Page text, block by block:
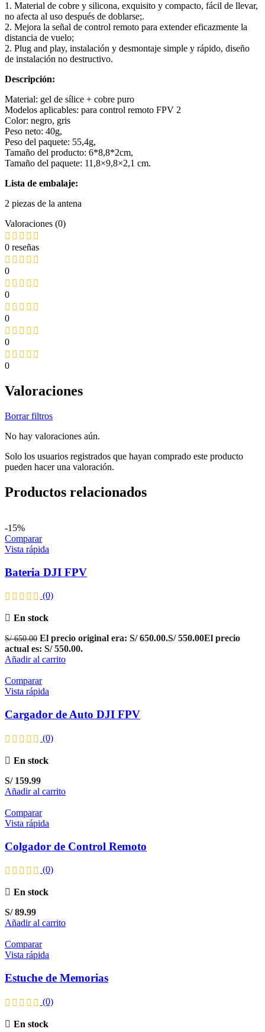
1. Material de cobre y silicona, exquisito y compacto, fácil de llevar,
no afecta al uso después de doblarse;.
2. Mejora la señal de control remoto para extender eficazmente la
distancia de vuelo;
2. Plug and play, instalación y desmontaje simple y rápido, diseño
de instalación no destructivo.
Descripción:
Material: gel de sílice + cobre puro
Modelos aplicables: para control remoto FPV 2
Color: negro, gris
Peso neto: 40g,
Peso del paquete: 55,4g,
Tamaño del producto: 6*8,8*2cm,
Tamaño del paquete: 11,8×9,8×2,1 cm.
Lista de embalaje:
2 piezas de la antena
Valoraciones (0)
0 reseñas
0
0
0
0
0
Valoraciones
Borrar filtros
No hay valoraciones aún.
Solo los usuarios registrados que hayan comprado este producto
pueden hacer una valoración.
Productos relacionados
-15%
Comparar
Vista rápida
Bateria DJI FPV
(0)
En stock
S/650.00 El precio original era: S/ 650.00.S/550.00El precio
actual es: S/ 550.00.
Añadir al carrito
Comparar
Vista rápida
Cargador de Auto DJI FPV
(0)
En stock
S/159.99
Añadir al carrito
Comparar
Vista rápida
Colgador de Control Remoto
(0)
En stock
S/89.99
Añadir al carrito
Comparar
Vista rápida
Estuche de Memorias
(0)
En stock